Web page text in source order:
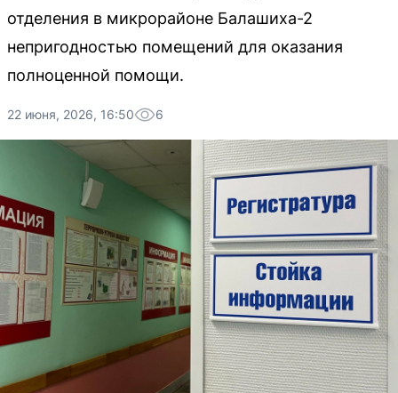
отделения в микрорайоне Балашиха-2
непригодностью помещений для оказания
полноценной помощи.
22 июня, 2026, 16:50 6